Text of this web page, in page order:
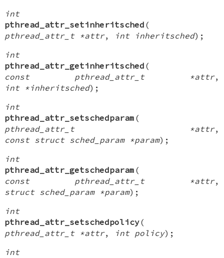
int
pthread_attr_setinheritsched (
pthread_attr_t *attr, int inheritsched);
int
pthread_attr_getinheritsched (
const pthread_attr_t *attr,
int *inheritsched);
int
pthread_attr_setschedparam (
pthread_attr_t *attr,
const struct sched_param *param);
int
pthread_attr_getschedparam (
const pthread_attr_t *attr,
struct sched_param *param);
int
pthread_attr_setschedpolicy(
pthread_attr_t *attr, int policy);
int